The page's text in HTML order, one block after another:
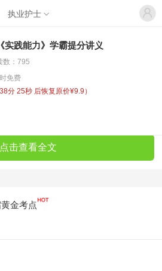
执业护士
实践能力》学霸提分讲义
数：795
免费
分 24秒 后恢复原价¥9.9）
点击查看全文
金考点